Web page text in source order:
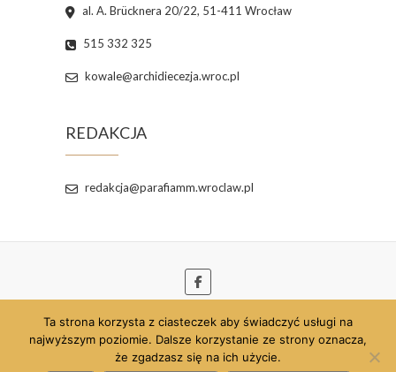
al. A. Brücknera 20/22, 51-411 Wrocław
515 332 325
kowale@archidiecezja.wroc.pl
REDAKCJA
redakcja@parafiamm.wroclaw.pl
© 2026Parafia pw. Najświętszej Maryi Panny
Matki Miłosierdzia we Wrocławiu | Szablon strony
Ta strona korzysta z ciasteczek aby świadczyć usługi na
najwyższym poziomie. Dalsze korzystanie ze strony oznacza,
że zgadzasz się na ich użycie.